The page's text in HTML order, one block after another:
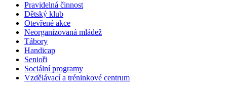
Pravidelná činnost
Dětský klub
Otevřené akce
Neorganizovaná mládež
Tábory
Handicap
Senioři
Sociální programy
Vzdělávací a tréninkové centrum